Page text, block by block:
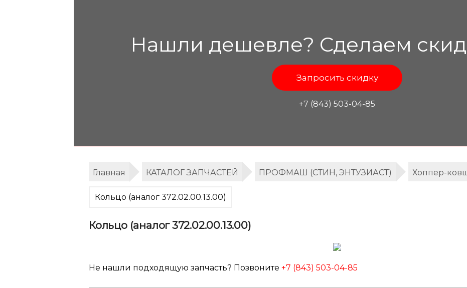
Нашли дешевле? Сделаем
Запросить скидку
+7 (843) 503-04-85
Главная КАТАЛОГ ЗАПЧАСТЕЙ ПРОФМАШ (СТИН, ЭНТУЗИАСТ) Хоппер-
Кольцо (аналог 372.02.00.13.00)
Кольцо (аналог 372.02.00.13.00)
Не нашли подходящую запчасть? Позвоните +7 (843) 503-04-85